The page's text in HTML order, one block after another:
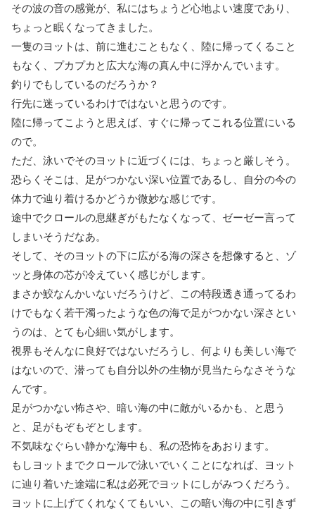
その波の音の感覚が、私にはちょうど心地よい速度であり、
ちょっと眠くなってきました。
一隻のヨットは、前に進むこともなく、陸に帰ってくること
もなく、プカプカと広大な海の真ん中に浮かんでいます。
釣りでもしているのだろうか？
行先に迷っているわけではないと思うのです。
陸に帰ってこようと思えば、すぐに帰ってこれる位置にいる
ので。
ただ、泳いでそのヨットに近づくには、ちょっと厳しそう。
恐らくそこは、足がつかない深い位置であるし、自分の今の
体力で辿り着けるかどうか微妙な感じです。
途中でクロールの息継ぎがもたなくなって、ゼーゼー言って
しまいそうだなあ。
そして、そのヨットの下に広がる海の深さを想像すると、ゾ
ッと身体の芯が冷えていく感じがします。
まさか鮫なんかいないだろうけど、この特段透き通ってるわ
けでもなく若干濁ったような色の海で足がつかない深さとい
うのは、とても心細い気がします。
視界もそんなに良好ではないだろうし、何よりも美しい海で
はないので、潜っても自分以外の生物が見当たらなさそうな
んです。
足がつかない怖さや、暗い海の中に敵がいるかも、と思う
と、足がもぞもぞとします。
不気味なぐらい静かな海中も、私の恐怖をあおります。
もしヨットまでクロールで泳いでいくことになれば、ヨット
に辿り着いた途端に私は必死でヨットにしがみつくだろう。
ヨットに上げてくれなくてもいい、この暗い海の中に引きず